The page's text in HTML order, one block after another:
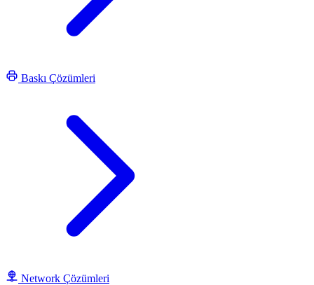
Baskı Çözümleri
Network Çözümleri